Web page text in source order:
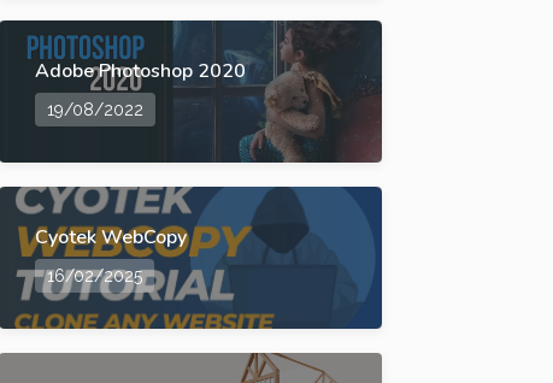
Adobe Photoshop 2020
19/08/2022
Cyotek WebCopy
16/02/2025